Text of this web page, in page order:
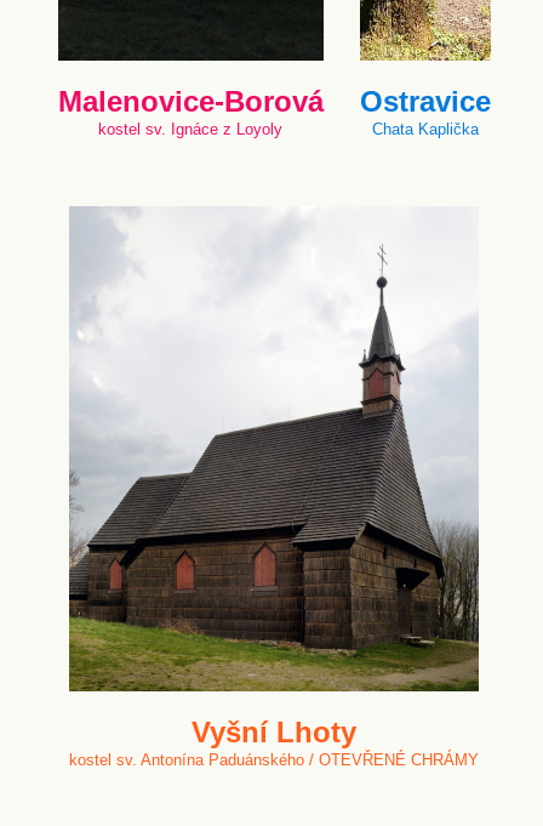
Malenovice-Borová
kostel sv. Ignáce z Loyoly
Ostravice
Chata Kaplička
Vyšní Lhoty
kostel sv. Antonína Paduánského / OTEVŘENÉ CHRÁMY